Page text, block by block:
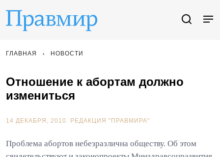
ГЛАВНАЯ НОВОСТИ
Отношение к абортам должно
измениться
14 ДЕКАБРЯ, 2010. РЕДАКЦИЯ "ПРАВМИРА"
Проблема абортов небезразлична обществу. Об этом